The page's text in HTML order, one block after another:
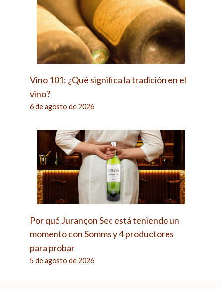
Vino 101: ¿Qué significa la tradición en el
vino?
6 de agosto de 2026
Por qué Jurançon Sec está teniendo un
momento con Somms y 4 productores
para probar
5 de agosto de 2026